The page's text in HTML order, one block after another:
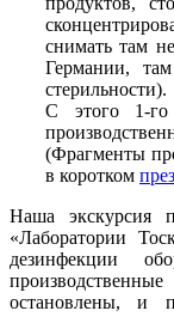
снимать там
Германии,
стерильности).
С этого 1-
(Фрагменты
в коротком
Наша экскурсия
«Лаборатории
дезинфекции
остановлены, и